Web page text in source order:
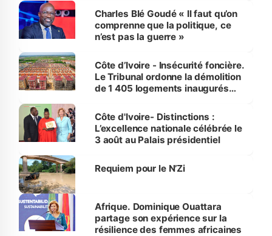
Charles Blé Goudé « Il faut qu’on
comprenne que la politique, ce
n’est pas la guerre »
Côte d’Ivoire - Insécurité foncière.
Le Tribunal ordonne la démolition
de 1 405 logements inaugurés
Bassam
Côte d'Ivoire- Distinctions :
L’excellence nationale célébrée le
3 août au Palais présidentiel
Requiem pour le N’Zi
Afrique. Dominique Ouattara
partage son expérience sur la
résilience des femmes africaines